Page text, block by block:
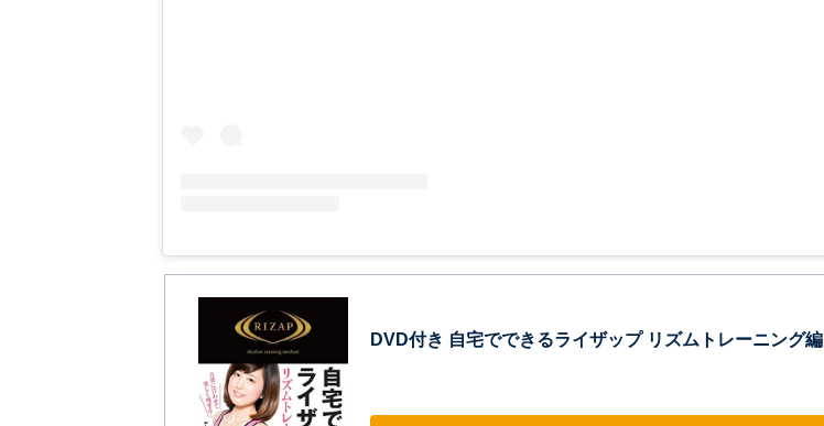
DVD付き 自宅でできるライザップ リズムトレーニング編